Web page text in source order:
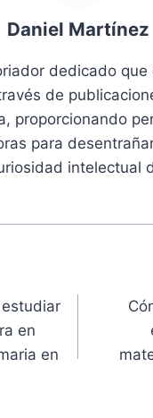
Daniel Martínez
dedicado que
de
proporcionando
para
intelectual
en
en